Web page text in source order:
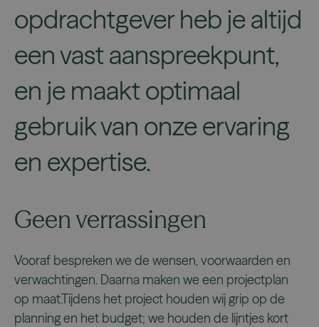
opdrachtgever heb je altijd
een vast aanspreekpunt,
en je maakt optimaal
gebruik van onze ervaring
en expertise.
Geen verrassingen
Vooraf bespreken we de wensen, voorwaarden en
verwachtingen. Daarna maken we een projectplan
op maat.Tijdens het project houden wij grip op de
planning en het budget; we houden de lijntjes kort